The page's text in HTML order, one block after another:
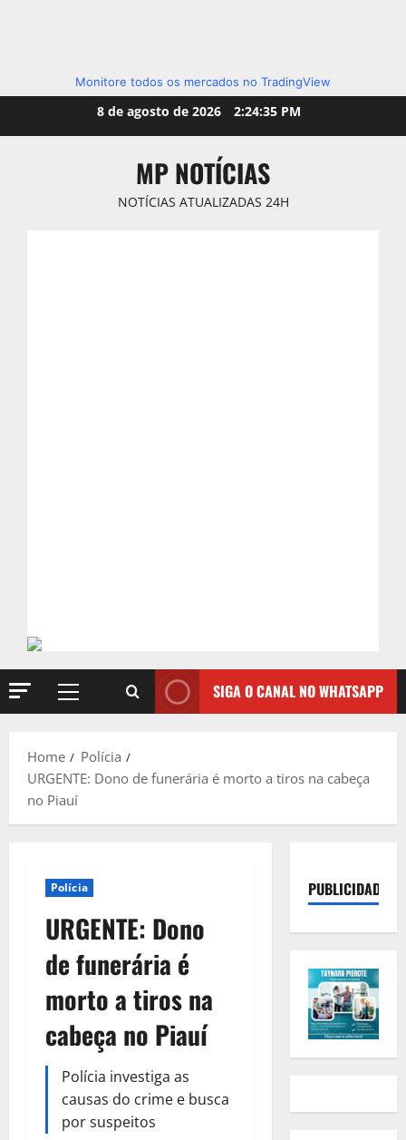
Monitore todos os mercados no TradingView
8 de agosto de 2026 2:24:37 PM
MP NOTÍCIAS
NOTÍCIAS ATUALIZADAS 24H
Primary
SIGA O CANAL NO WHATSAPP
Home
Polícia
URGENTE: Dono de funerária é morto a tiros na cabeça
no Piauí
Polícia
URGENTE: Dono
de funerária é
morto a tiros na
cabeça no Piauí
Polícia investiga as
causas do crime e busca
por suspeitos
PUBLICIDADE